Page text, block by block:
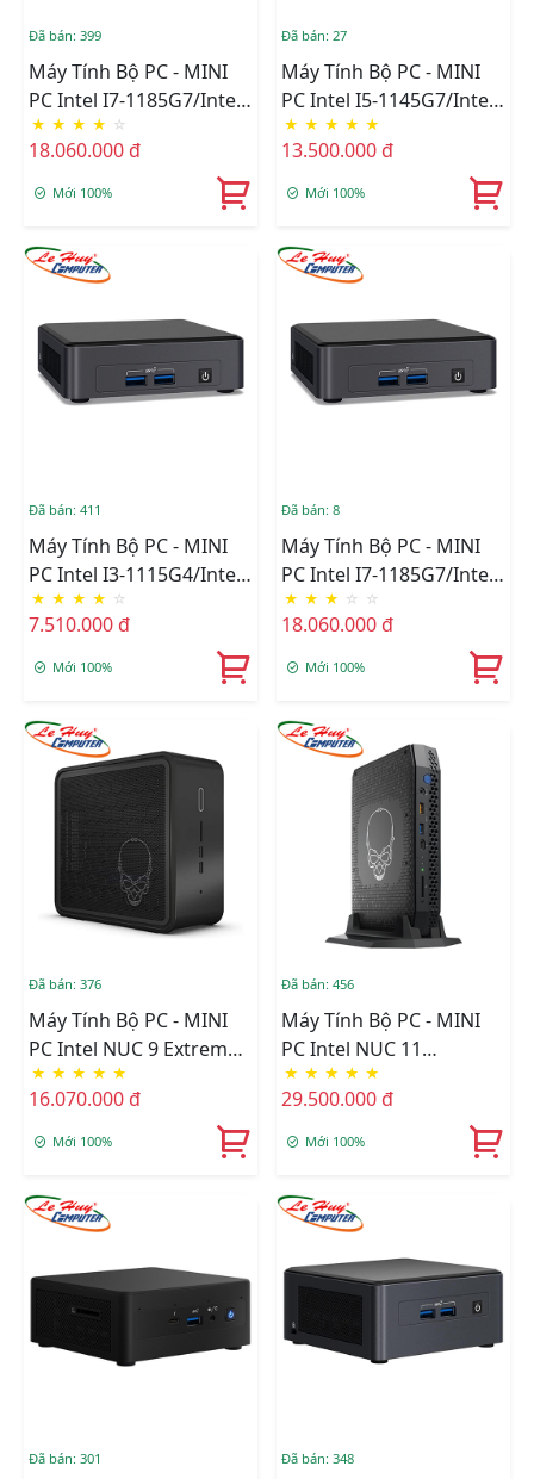
Đã bán: 399
Máy Tính Bộ PC - MINI
PC Intel I7-1185G7/Intel
Iris Xe Graphics/Wifi 6 +
Bluetooth/Ram Option/
Ổ Cứng Option
★ ★ ★ ★ ☆
18.060.000 đ
Mới 100%
Đã bán: 27
Máy Tính Bộ PC - MINI
PC Intel I5-1145G7/Intel
Iris Xe Graphics/Wifi 6 +
Bluetooth/Ram Option/
Ổ Cứng Option
★ ★ ★ ★ ★
13.500.000 đ
Mới 100%
Đã bán: 411
Máy Tính Bộ PC - MINI
PC Intel I3-1115G4/Intel
UHD Graphics/Wifi 6 +
Bluetooth/Ram Option/
Ổ Cứng Option
★ ★ ★ ★ ☆
7.510.000 đ
Mới 100%
Đã bán: 8
Máy Tính Bộ PC - MINI
PC Intel I7-1185G7/Intel
Iris Xe Graphics/Wifi 6 +
Bluetooth/Ram Option/
Ổ Cứng Option
★ ★ ★ ☆ ☆
18.060.000 đ
Mới 100%
Đã bán: 376
Máy Tính Bộ PC - MINI
PC Intel NUC 9 Extreme
Kit I5-9300H/Intel UHD
Graphics 630/Wifi 6 +
Bluetooth
★ ★ ★ ★ ★
16.070.000 đ
Mới 100%
Đã bán: 456
Máy Tính Bộ PC - MINI
PC Intel NUC 11
Enthusiast NUC11PHKi7
L6 I7-1165G7/Intel Iris Xe
Graphics/Wifi +
★ ★ ★ ★ ★
29.500.000 đ
Mới 100%
Đã bán: 301 Đã bán: 348